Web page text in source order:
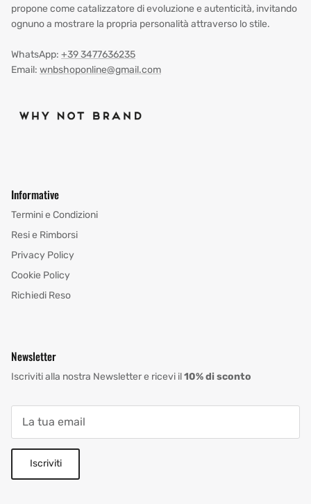
propone come catalizzatore di evoluzione e autenticità, invitando
ognuno a mostrare la propria personalità attraverso lo stile.
WhatsApp: +39 3477636235
Email: wnbshoponline@gmail.com
Informative
Termini e Condizioni
Resi e Rimborsi
Privacy Policy
Cookie Policy
Richiedi Reso
Newsletter
Iscriviti alla nostra Newsletter e ricevi il10% di sconto
Iscriviti